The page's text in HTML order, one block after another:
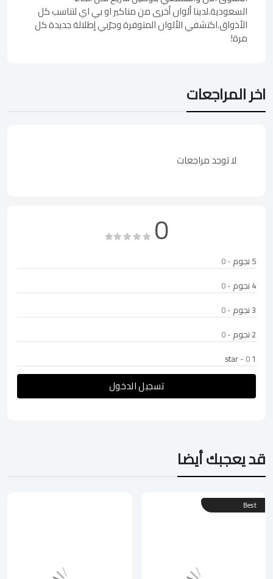
السعودية.لدينا ألوان أخرى من مناكير او بي اي لتناسب كل
الأذواق.اكتشفي الألوان المتوفرة وجرّبي إطلالة جديدة كل
مرة!
اخر المراجعات
لا توجد مراجعات
0
5 نجوم
- 0
4 نجوم
- 0
3 نجوم
- 0
2 نجوم
- 0
1 star
- 0
تسجيل الدخول
قد يعجبك أيضا
Best